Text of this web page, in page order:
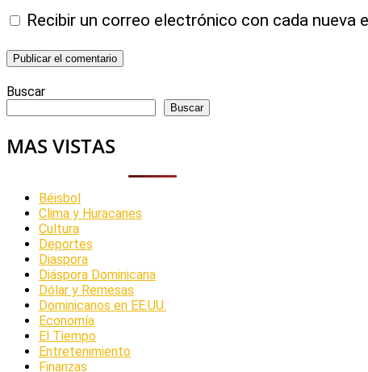
Recibir un correo electrónico con cada nueva
Buscar
Buscar
MAS VISTAS
Béisbol
Clima y Huracanes
Cultura
Deportes
Diaspora
Diáspora Dominicana
Dólar y Remesas
Dominicanos en EE.UU.
Economía
El Tiempo
Entretenimiento
Finanzas